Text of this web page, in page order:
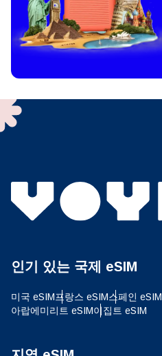
인기 있는 국제 eSIM
미국 eSIM프랑스 eSIM스페인 eSIM
아랍에미리트 eSIM이집트 eSIM